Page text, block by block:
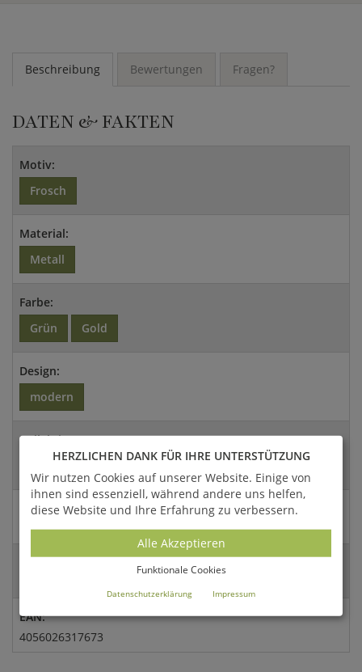
Beschreibung Bewertungen Fragen?
DATEN & FAKTEN
Motiv:
Frosch
Material:
Metall
Farbe:
Grün
Gold
Design:
modern
Kollektion:
Belle Diverico
Abmessungen:
78cm (H)
Versandart:
EAN:
4056026317673
HERZLICHEN DANK FÜR IHRE UNTERSTÜTZUNG
Wir nutzen Cookies auf unserer Website. Einige von
ihnen sind essenziell, während andere uns helfen,
diese Website und Ihre Erfahrung zu verbessern.
Alle Akzeptieren
Funktionale Cookies
Datenschutzerklärung Impressum